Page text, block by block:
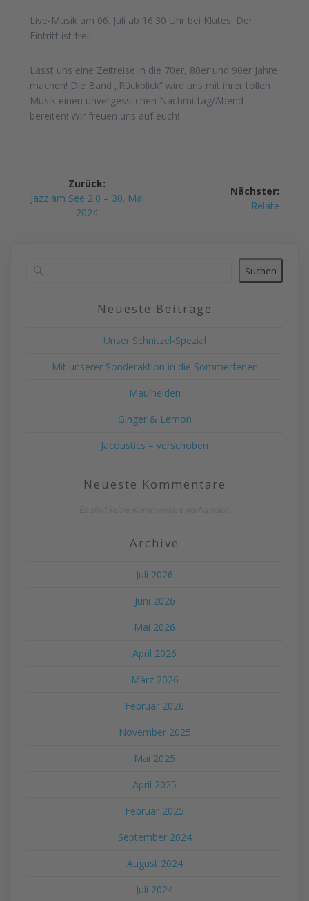
Live-Musik am 06. Juli ab 16.30 Uhr bei Klutes. Der
Eintritt ist frei!
Lasst uns eine Zeitreise in die 70er, 80er und 90er Jahre
machen! Die Band „Rückblick“ wird uns mit ihrer tollen
Musik einen unvergesslichen Nachmittag/Abend
bereiten! Wir freuen uns auf euch!
Beitragsnavigation
Zurück:
Vorheriger
Jazz am See 2.0 – 30. Mai
2024
Nächster:
Nächster
Relate
Suchen
Neueste Beiträge
Unser Schnitzel-Spezial
Mit unserer Sonderaktion in die Sommerferien
Maulhelden
Ginger & Lemon
Jacoustics – verschoben
Neueste Kommentare
Archive
Juli 2026
Juni 2026
Mai 2026
April 2026
März 2026
Februar 2026
November 2025
Mai 2025
April 2025
Februar 2025
September 2024
August 2024
Juli 2024